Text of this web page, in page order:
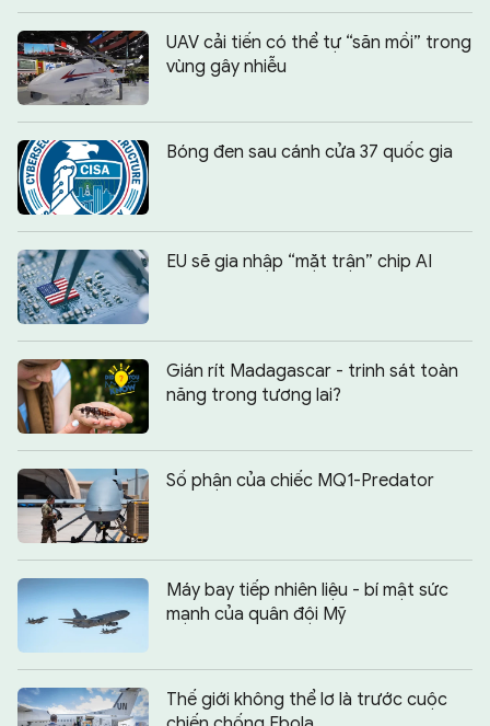
UAV cải tiến có thể tự “săn mồi” trong
vùng gây nhiễu
Bóng đen sau cánh cửa 37 quốc gia
EU sẽ gia nhập “mặt trận” chip AI
Gián rít Madagascar - trinh sát toàn
năng trong tương lai?
Số phận của chiếc MQ1-Predator
Máy bay tiếp nhiên liệu - bí mật sức
mạnh của quân đội Mỹ
Thế giới không thể lơ là trước cuộc